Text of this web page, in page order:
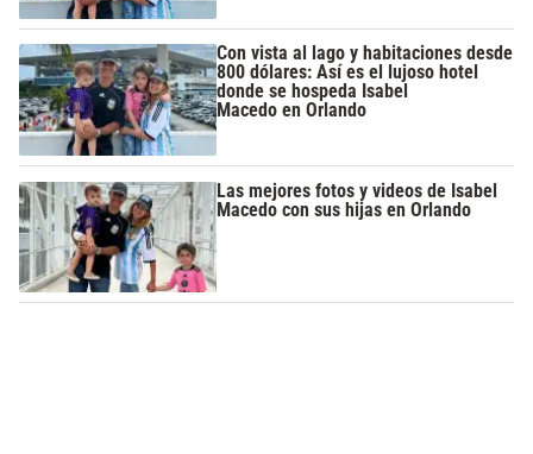
Con vista al lago y habitaciones desde
800 dólares: Así es el lujoso hotel
donde se hospeda Isabel
Macedo en Orlando
Las mejores fotos y videos de Isabel
Macedo con sus hijas en Orlando